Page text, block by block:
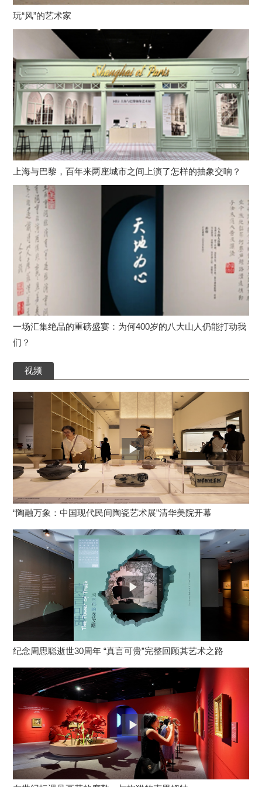
玩“风”的艺术家
上海与巴黎，百年来两座城市之间上演了怎样的抽象交响？
一场汇集绝品的重磅盛宴：为何400岁的八大山人仍能打动我
们？
视频
“陶融万象：中国现代民间陶瓷艺术展”清华美院开幕
纪念周思聪逝世30周年 “真言可贵”完整回顾其艺术之路